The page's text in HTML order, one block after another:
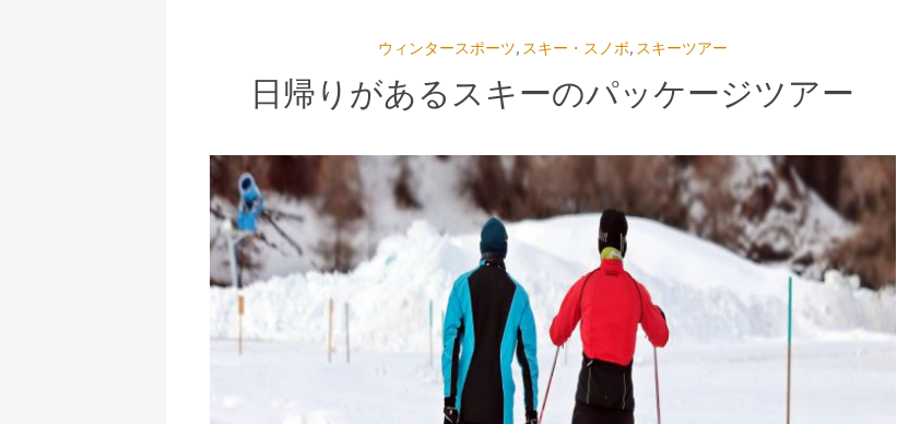
ウィンタースポーツ, スキー・スノボ, スキーツアー
日帰りがあるスキーのパッケージツアー